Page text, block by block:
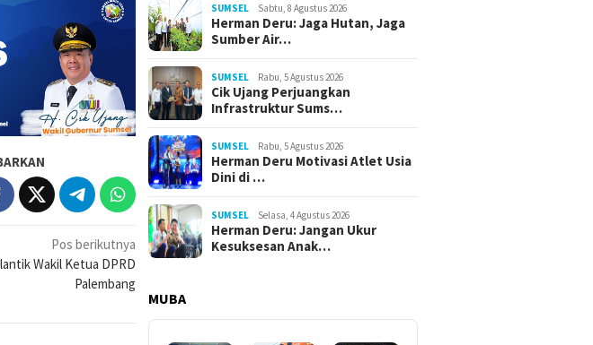
Pos berikutnya
Wakil Ketua DPRD
Palembang
SUMSEL Sabtu, 8 Agustus 2026
Herman Deru: Jaga Hutan, Jaga
Sumber Air…
SUMSEL Rabu, 5 Agustus 2026
Cik Ujang Perjuangkan
Infrastruktur Sums…
SUMSEL Rabu, 5 Agustus 2026
Herman Deru Motivasi Atlet Usia
Dini di …
SUMSEL Selasa, 4 Agustus 2026
Herman Deru: Jangan Ukur
Kesuksesan Anak…
MUBA